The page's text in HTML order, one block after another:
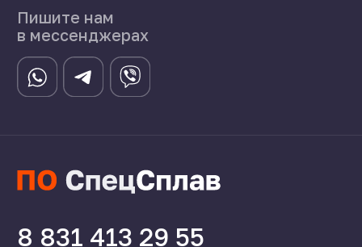
Политика конфиденциальности
Создание сайта